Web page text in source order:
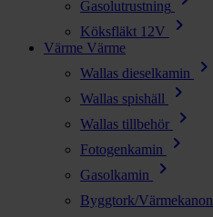
Gasolutrustning
Köksfläkt 12V chevron_right
Värme Värme
Wallas dieselkamin
chevron_right
Wallas spishäll chevron_right
Wallas tillbehör chevron_right
Fotogenkamin chevron_right
Gasolkamin chevron_right
Byggtork/Värmekanon